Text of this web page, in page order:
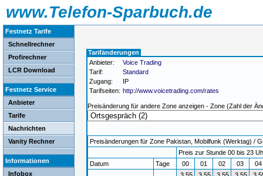
www.Telefon-Sparbuch.de
Festnetz Tarife
Schnellrechner
Profirechner
LCR Download
Festnetz Service
Anbieter
Tarife
Nachrichten
Vanity Rechner
Informationen
Infobox
Tarifänderungen
Anbieter:
Voice Trading
Tarif:
Standard
Zugang:
IP
Tarifseiten: http://www.voicetrading.com/rates
Preisänderung für andere Zone anzeigen - Zone (Zahl der
Preisänderungen für Zone Pakistan, Mobilfunk (Werktag) /
Preis zur Stunde 00 bis 23
Datum
Tage 00 01 02 03